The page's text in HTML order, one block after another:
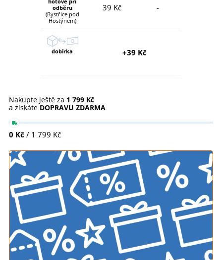
odběru
(Bystřice pod
Hostýnem)
39 Kč -
dobírka +39 Kč
Nakupte ještě za 1 799 Kč
a získáte DOPRAVU ZDARMA
0 Kč / 1 799 Kč